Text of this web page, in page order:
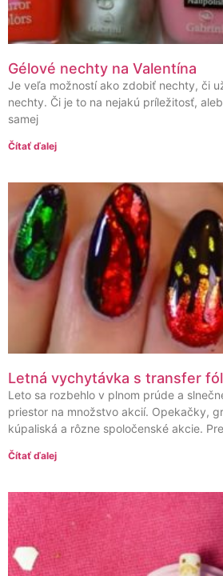
Gélové nechty na Valentína
Je veľa možností ako zdobiť nechty, či
nechty. Či je to na nejakú príležitosť,
samej
Čítať ďalej
Letná vychytávka s transfer
Leto sa rozbehlo v plnom prúde a
priestor na množstvo akcií. Opekačky,
kúpaliská a rôzne spoločenské akcie.
Čítať ďalej